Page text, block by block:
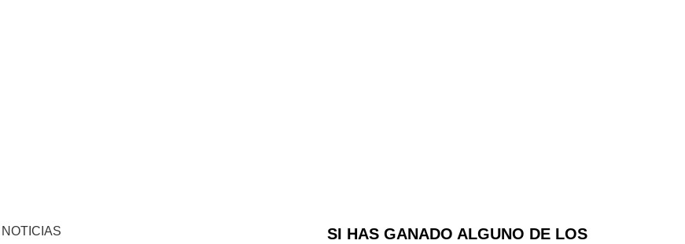
NOTICIAS
SI HAS GANADO ALGUNO DE LOS